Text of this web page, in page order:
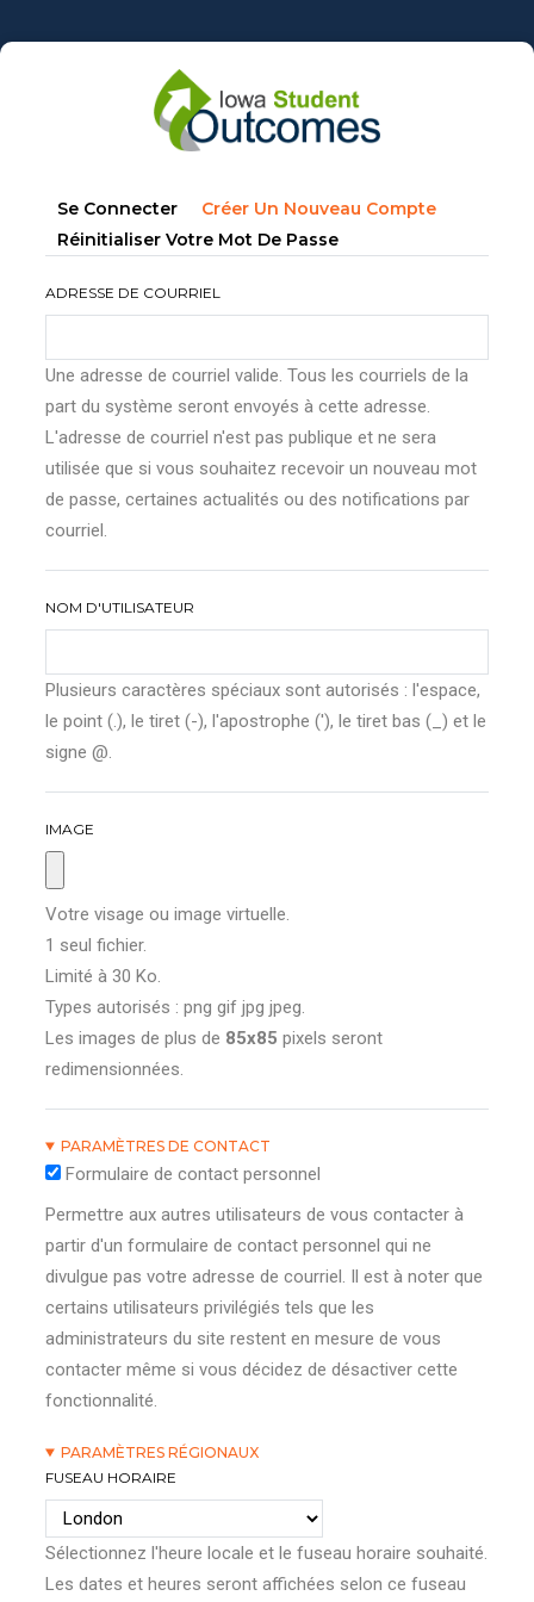
au
Onglets
principaux
Se Connecter Créer Un Nouveau Compte
Réinitialiser Votre Mot De Passe
ADRESSE DE COURRIEL
Une adresse de courriel valide. Tous les courriels de la
part du système seront envoyés à cette adresse.
L'adresse de courriel n'est pas publique et ne sera
utilisée que si vous souhaitez recevoir un nouveau mot
de passe, certaines actualités ou des notifications par
courriel.
NOM D'UTILISATEUR
Plusieurs caractères spéciaux sont autorisés : l'espace,
le point (.), le tiret (-), l'apostrophe ('), le tiret bas (_) et le
signe @.
IMAGE
Votre visage ou image virtuelle.
1 seul fichier.
Limité à 30 Ko.
Types autorisés : png gif jpg jpeg.
Les images de plus de 85x85 pixels seront
redimensionnées.
PARAMÈTRES DE CONTACT
Formulaire de contact personnel
Permettre aux autres utilisateurs de vous contacter à
partir d'un formulaire de contact personnel qui ne
divulgue pas votre adresse de courriel. Il est à noter que
certains utilisateurs privilégiés tels que les
administrateurs du site restent en mesure de vous
contacter même si vous décidez de désactiver cette
fonctionnalité.
PARAMÈTRES RÉGIONAUX
FUSEAU HORAIRE
Sélectionnez l'heure locale et le fuseau horaire souhaité.
Les dates et heures seront affichées selon ce fuseau